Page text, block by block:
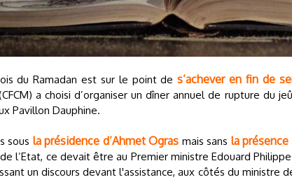
du Ramadan est sur le point des’achever en fin de
a choisi d’organiser un dîner annuel de rupture du
Pavillon Dauphine.
sous la présidence d’Ahmet Ogras mais sans la présence
l’Etat, ce devait être au Premier ministre Edouard
un discours devant l'assistance, aux côtés du ministre